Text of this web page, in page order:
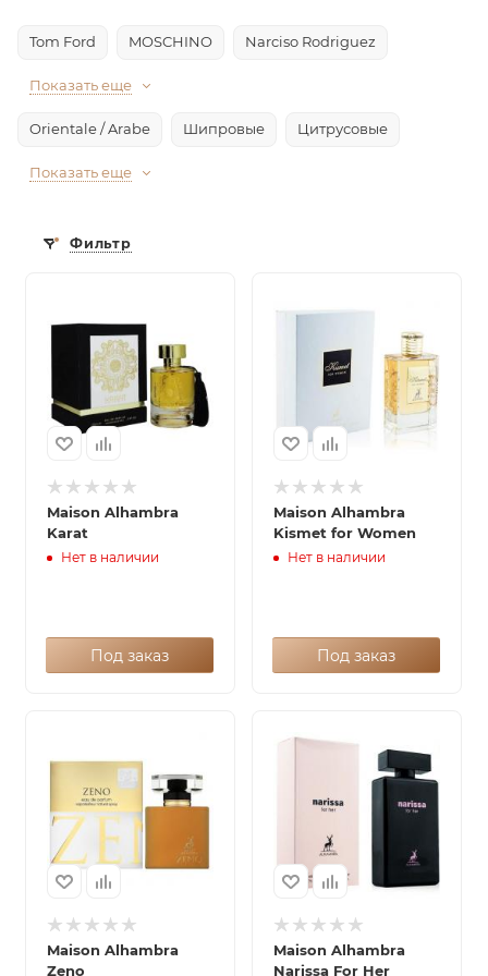
Tom Ford MOSCHINO Narciso Rodriguez
Показать еще
Orientale / Arabe Шипровые Цитрусовые
Показать еще
Фильтр
Maison Alhambra
Karat
Нет в наличии
Под заказ
Maison Alhambra
Kismet for Women
Нет в наличии
Под заказ
Maison Alhambra
Zeno
Maison Alhambra
Narissa For Her